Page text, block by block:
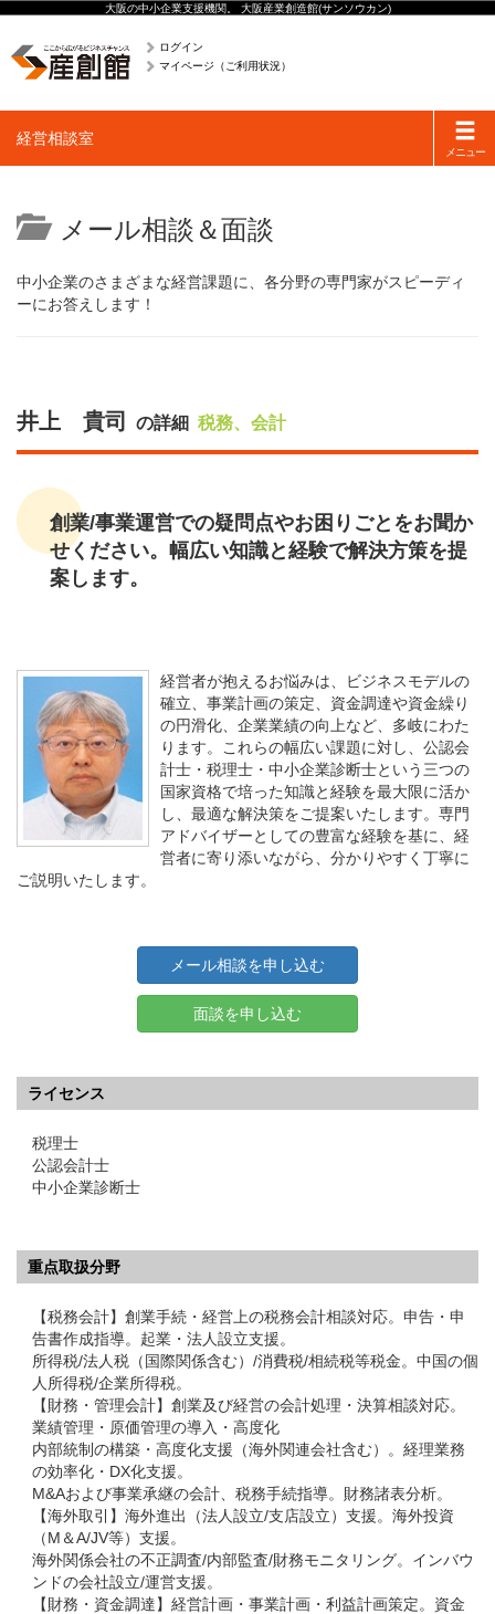
大阪の中小企業支援機関。 大阪産業創造館(サンソウカン)
ログイン
マイページ（ご利用状況）
Toggle
メニュー
経営相談室
メール相談＆面談
中小企業のさまざまな経営課題に、各分野の専門家がスピーディ
ーにお答えします！
井上 貴司 の詳細 税務、会計
創業/事業運営での疑問点やお困りごとをお聞か
せください。幅広い知識と経験で解決方策を提
案します。
経営者が抱えるお悩みは、ビジネスモデルの
確立、事業計画の策定、資金調達や資金繰り
の円滑化、企業業績の向上など、多岐にわた
ります。これらの幅広い課題に対し、公認会
計士・税理士・中小企業診断士という三つの
国家資格で培った知識と経験を最大限に活か
し、最適な解決策をご提案いたします。専門
アドバイザーとしての豊富な経験を基に、経
営者に寄り添いながら、分かりやすく丁寧に
ご説明いたします。
メール相談を申し込む
面談を申し込む
ライセンス
税理士
公認会計士
中小企業診断士
重点取扱分野
【税務会計】創業手続・経営上の税務会計相談対応。申告・申
告書作成指導。起業・法人設立支援。
所得税/法人税（国際関係含む）/消費税/相続税等税金。中国の個
人所得税/企業所得税。
【財務・管理会計】創業及び経営の会計処理・決算相談対応。
業績管理・原価管理の導入・高度化
内部統制の構築・高度化支援（海外関連会社含む）。経理業務
の効率化・DX化支援。
M&Aおよび事業承継の会計、税務手続指導。財務諸表分析。
【海外取引】海外進出（法人設立/支店設立）支援。海外投資
（M＆A/JV等）支援。
海外関係会社の不正調査/内部監査/財務モニタリング。インバウ
ンドの会社設立/運営支援。
【財務・資金調達】経営計画・事業計画・利益計画策定。資金